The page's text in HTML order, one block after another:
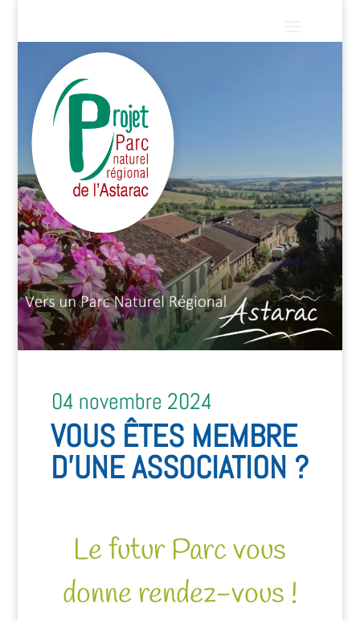
04 novembre 2024
VOUS ÊTES MEMBRE
D’UNE ASSOCIATION ?
Le futur Parc vous
donne rendez-vous !